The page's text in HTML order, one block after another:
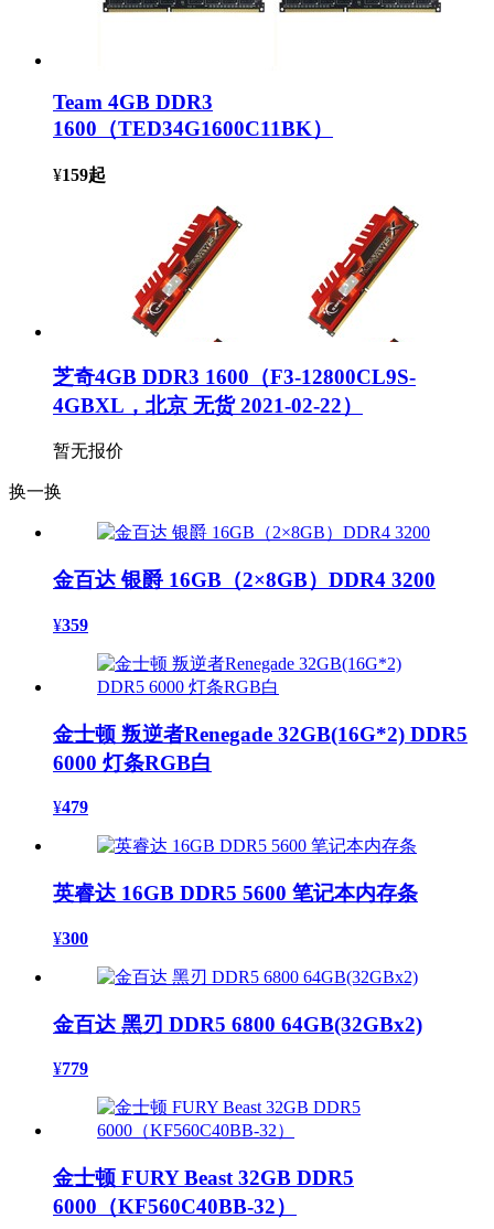
Team 4GB DDR3
1600（TED34G1600C11BK）
¥159起
芝奇4GB DDR3 1600（F3-12800CL9S-
4GBXL，北京 无货 2021-02-22）
暂无报价
换一换
金百达 银爵 16GB（2×8GB）DDR4 3200
¥359
金士顿 叛逆者Renegade 32GB(16G*2) DDR5
6000 灯条RGB白
¥479
英睿达 16GB DDR5 5600 笔记本内存条
¥300
金百达 黑刃 DDR5 6800 64GB(32GBx2)
¥779
金士顿 FURY Beast 32GB DDR5
6000（KF560C40BB-32）